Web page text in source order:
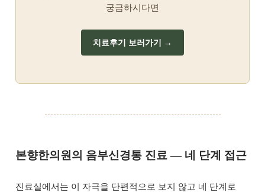
궁금하시다면
치료후기 보러가기 →
본향한의원의 음부신경통 진료 — 네 단계 접근
진료실에서는 이 자극을 단편적으로 보지 않고 네 단계로